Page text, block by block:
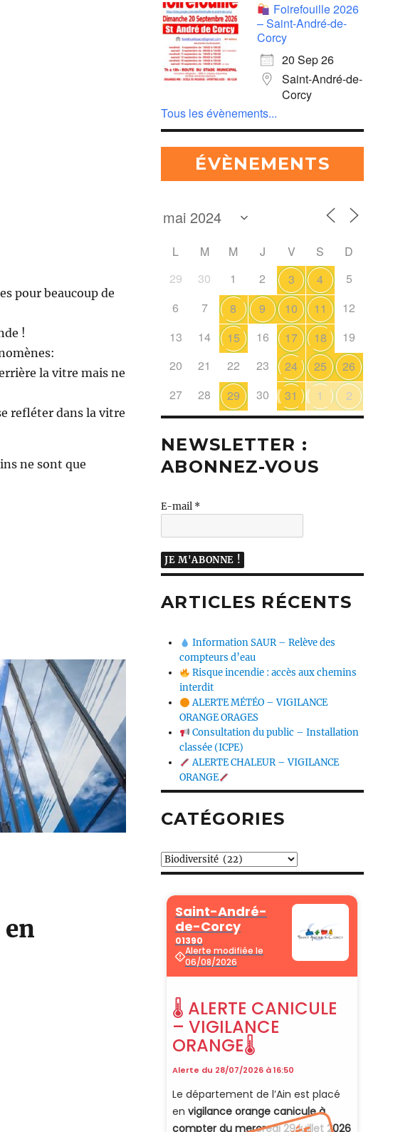
pour beaucoup de
!
la vitre mais ne
refléter dans la vitre
ne sont que
Foirefouille 2026
– Saint-André-de-
Corcy
20 Sep 26
Saint-André-de-
Corcy
Tous les évènements...
ÉVÈNEMENTS
L M M J V S
D
29
30 1 2 3 4
5
6
7 8 9 10 11
12
13
14 15 16 17 18
19
20
21 22 23 24 25
26
27
28 29 30 31 1 2
NEWSLETTER :
ABONNEZ-VOUS
E-mail *
ARTICLES RÉCENTS
Information SAUR – Relève des
compteurs d’eau
Risque incendie : accès aux chemins
interdit
ALERTE MÉTÉO – VIGILANCE
ORANGE ORAGES
Consultation du public – Installation
classée (ICPE)
ALERTE CHALEUR – VIGILANCE
ORANGE
CATÉGORIES
Catégories